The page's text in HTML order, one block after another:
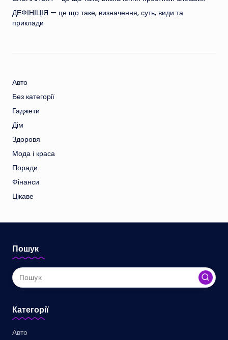
ДЕФІНІЦІЯ — це що таке, визначення, суть, види та
приклади
Авто
Без категорії
Гаджети
Дім
Здоровя
Мода і краса
Поради
Фінанси
Цікаве
Пошук
Категорії
Авто